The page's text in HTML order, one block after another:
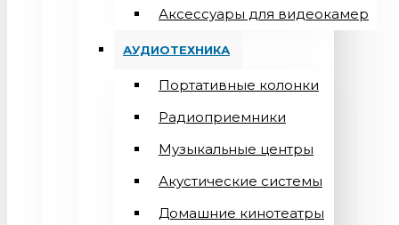
Аксессуары для видеокамер
АУДИОТЕХНИКА
Портативные колонки
Радиоприемники
Музыкальные центры
Акустические системы
Домашние кинотеатры